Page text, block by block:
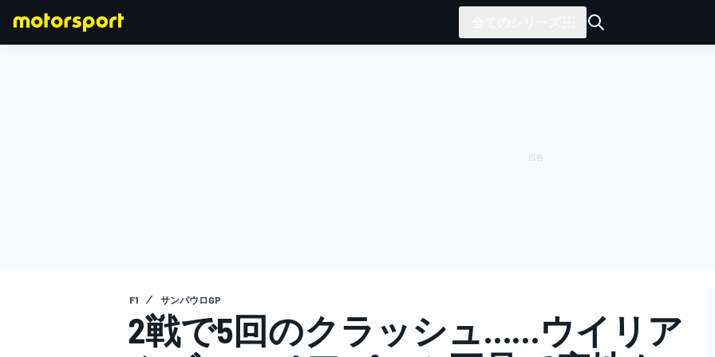
F1 サンパウロGP
2戦で5回のクラッシュ……ウイリア